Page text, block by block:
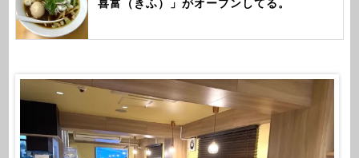
喜富（きふ）」がオープンしてる。